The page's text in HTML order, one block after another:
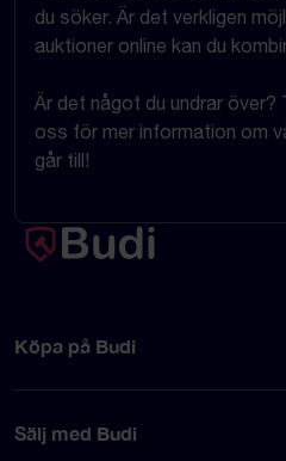
du söker. Är det verkligen
auktioner online kan du
Är det något du undrar
oss för mer information om
går till!
Köpa på Budi
Sälj med Budi